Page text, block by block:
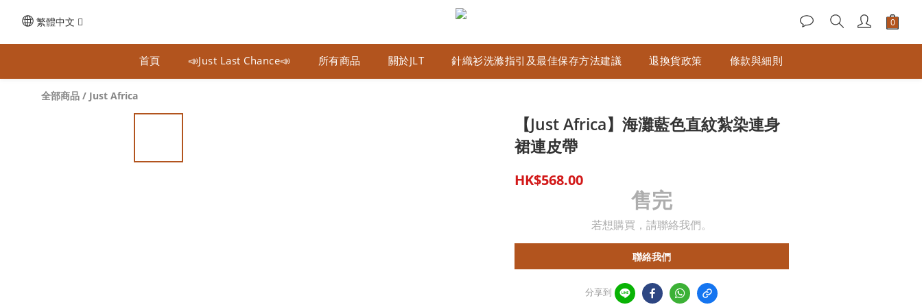
繁體中文
首頁 📣Just Last Chance📣 所有商品 關於JLT 針織衫洗滌指引及最佳保存方法建議 退換貨政策 條款與細則
全部商品 / Just Africa
【Just Africa】海灘藍色直紋紮染連身
裙連皮帶
HK$568.00
售完
若想購買，請聯絡我們。
聯絡我們
分享到